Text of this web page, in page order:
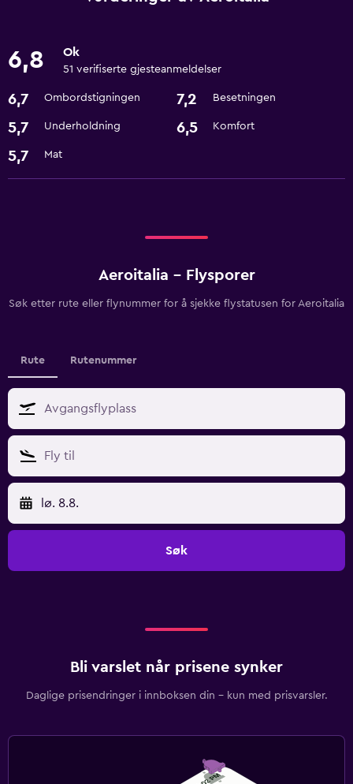
6,8 Ok
51 verifiserte gjesteanmeldelser
6,7 Ombordstigningen 7,2 Besetningen
5,7 Underholdning 6,5 Komfort
5,7 Mat
Aeroitalia - Flysporer
Søk etter rute eller flynummer for å sjekke flystatusen for Aeroitalia
Rute Rutenummer
lø. 8.8.
Søk
Bli varslet når prisene synker
Daglige prisendringer i innboksen din – kun med prisvarsler.